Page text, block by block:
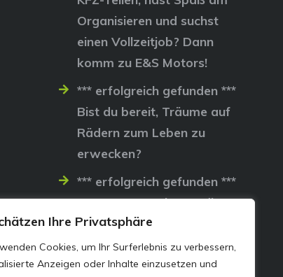
Ihre Privatsphäre
Cookies, um Ihr Surferlebnis zu verbessern,
Anzeigen oder Inhalte einzusetzen und
Organisieren und suchst
einen Vollzeitjob? Dann
komm zu E&S Motors!
*** erfolgreich gefunden ***
Bist du bereit, Träume auf
Rädern zum Leben zu
erwecken?
*** erfolgreich gefunden ***
Lass uns gemeinsam die
Straßen erobern…